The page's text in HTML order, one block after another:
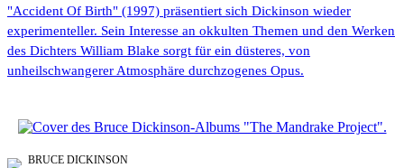
"Accident Of Birth" (1997) präsentiert sich Dickinson wieder
experimenteller. Sein Interesse an okkulten Themen und den Werken
des Dichters William Blake sorgt für ein düsteres, von
unheilschwangerer Atmosphäre durchzogenes Opus.
BRUCE DICKINSON